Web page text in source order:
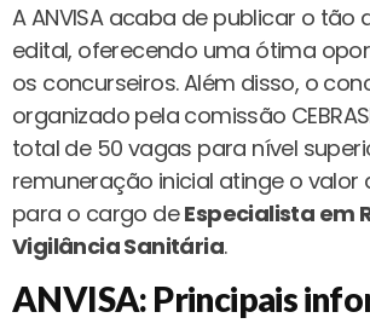
A ANVISA acaba de publicar o tão
edital, oferecendo uma ótima
os concurseiros. Além disso, o
organizado pela comissão
total de 50 vagas para nível
remuneração inicial atinge o valor
para o cargo deEspecialista em
Vigilância Sanitária.
ANVISA: Principais